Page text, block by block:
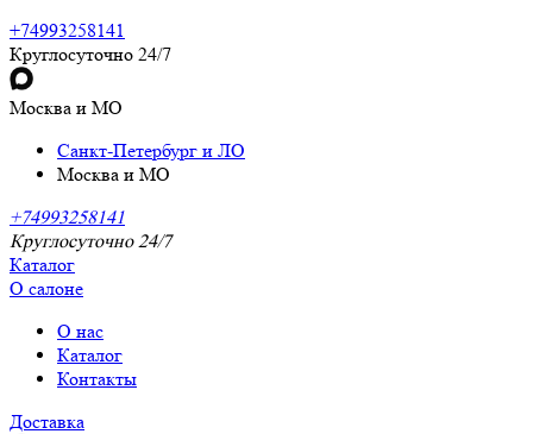
+74993258141
Круглосуточно 24/7
Москва и МО
Санкт-Петербург и ЛО
Москва и МО
+74993258141
Круглосуточно 24/7
Каталог
О салоне
О нас
Каталог
Контакты
Доставка